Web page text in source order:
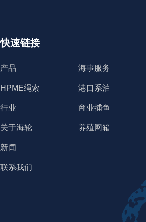
快速链接
产品
HPME绳索
行业
关于海轮
新闻
联系我们
海事服务
港口系泊
商业捕鱼
养殖网箱